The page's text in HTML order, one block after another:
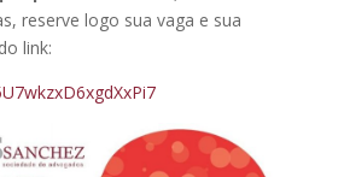
reserve logo sua vaga e sua
link: